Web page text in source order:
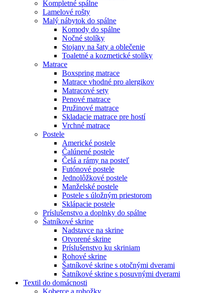
Kompletné spálne
Lamelové rošty
Malý nábytok do spálne
Komody do spálne
Nočné stolíky
Stojany na šaty a oblečenie
Toaletné a kozmetické stolíky
Matrace
Boxspring matrace
Matrace vhodné pro alergikov
Matracové sety
Penové matrace
Pružinové matrace
Skladacie matrace pre hostí
Vrchné matrace
Postele
Americké postele
Čalúnené postele
Čelá a rámy na posteľ
Futónové postele
Jednolôžkové postele
Manželské postele
Postele s úložným priestorom
Sklápacie postele
Príslušenstvo a doplnky do spálne
Šatníkové skrine
Nadstavce na skrine
Otvorené skrine
Príslušenstvo ku skriniam
Rohové skrine
Šatníkové skrine s otočnými dverami
Šatníkové skrine s posuvnými dverami
Textil do domácnosti
Koberce a rohožky